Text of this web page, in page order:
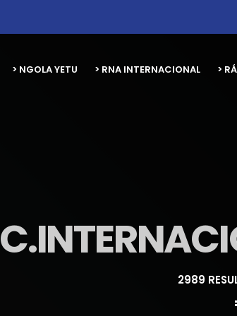
> NGOLA YETU > RNA INTERNACIONAL >
2989